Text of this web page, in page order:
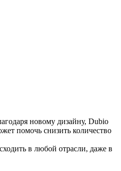
новому дизайну, Dubio
помочь снизить количество
в любой отрасли, даже в